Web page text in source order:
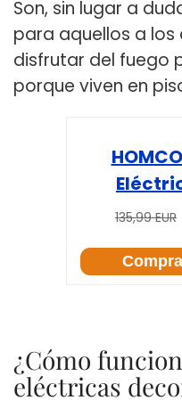
Son, sin lugar a
para aquellos a los
disfrutar del fuego
porque viven en
135,99 EUR
¿Cómo
eléctricas